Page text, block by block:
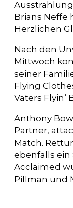
Brians Neffe
Herzlichen
Nach den
Mittwoch
seiner
Flying
Vaters Flyin‘
Anthony
Partner,
Match.
ebenfalls ein
Acclaimed
Pillman und